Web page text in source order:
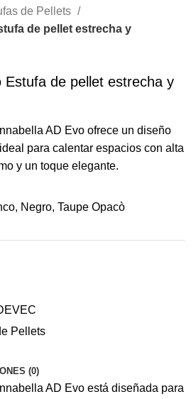
de Pellets
de pellet estrecha y
Estufa de pellet estrecha y
AD Evo ofrece un diseño
para calentar espacios con alta
y un toque elegante.
Negro, Taupe Opacò
Pellets
(0)
AD Evo está diseñada para